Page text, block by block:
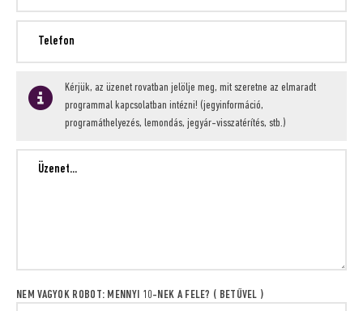
Kérjük, az üzenet rovatban jelölje meg, mit szeretne az elmaradt
programmal kapcsolatban intézni! (jegyinformáció,
programáthelyezés, lemondás, jegyár-visszatérítés, stb.)
NEM VAGYOK ROBOT: MENNYI 10-NEK A FELE? ( BETŰVEL )